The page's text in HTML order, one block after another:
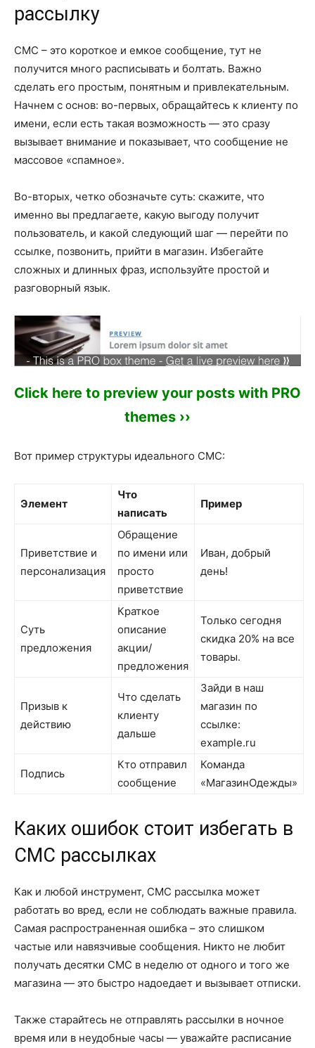
рассылку
СМС – это короткое и емкое сообщение, тут не
получится много расписывать и болтать. Важно
сделать его простым, понятным и привлекательным.
Начнем с основ: во-первых, обращайтесь к клиенту по
имени, если есть такая возможность — это сразу
вызывает внимание и показывает, что сообщение не
массовое «спамное».
Во-вторых, четко обозначьте суть: скажите, что
именно вы предлагаете, какую выгоду получит
пользователь, и какой следующий шаг — перейти по
ссылке, позвонить, прийти в магазин. Избегайте
сложных и длинных фраз, используйте простой и
разговорный язык.
Click here to preview your posts with PRO
themes ››
Вот пример структуры идеального СМС:
Элемент
Что
написать
Пример
Приветствие и
персонализация
Обращение
по имени или
просто
приветствие
Иван, добрый
день!
Суть
предложения
Краткое
описание
акции/
предложения
Только сегодня
скидка 20% на все
товары.
Призыв к
действию
Что сделать
клиенту
дальше
Зайди в наш
магазин по
ссылке:
example.ru
Подпись
Кто отправил
сообщение
Команда
«МагазинОдежды»
Каких ошибок стоит избегать в
СМС рассылках
Как и любой инструмент, СМС рассылка может
работать во вред, если не соблюдать важные правила.
Самая распространенная ошибка – это слишком
частые или навязчивые сообщения. Никто не любит
получать десятки СМС в неделю от одного и того же
магазина — это быстро надоедает и вызывает отписки.
Также старайтесь не отправлять рассылки в ночное
время или в неудобные часы — уважайте расписание